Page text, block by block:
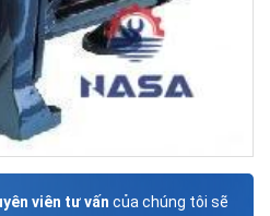
viên tư vấn của chúng tôi sẽ